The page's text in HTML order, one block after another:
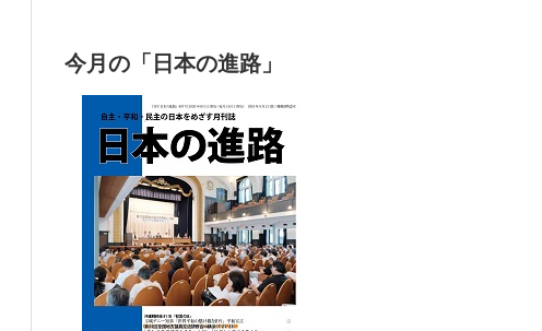
今月の「日本の進路」